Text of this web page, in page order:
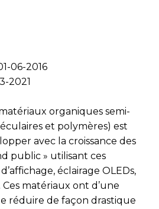
06-2016
2021
organiques semi-
et polymères) est
avec la croissance des
public » utilisant ces
éclairage OLEDs,
Ces matériaux ont d’une
réduire de façon drastique